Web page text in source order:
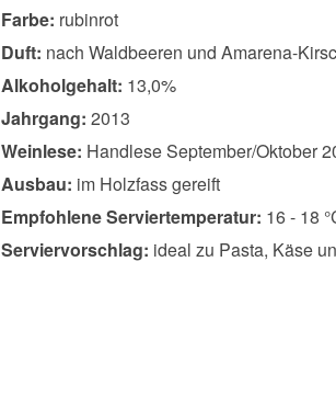
Farbe: rubinrot
Duft: nach Waldbeeren und Amarena-
Alkoholgehalt: 13,0%
Jahrgang: 2013
Weinlese: Handlese September/Oktober
Ausbau: im Holzfass gereift
Empfohlene Serviertemperatur: 16 - 18
Serviervorschlag: ideal zu Pasta, Käse